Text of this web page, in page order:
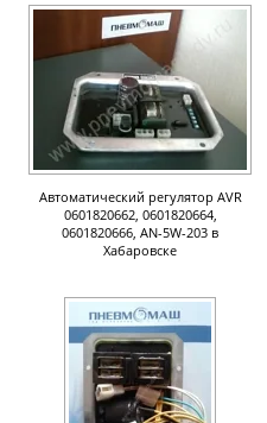
Автоматический регулятор AVR
0601820662, 0601820664,
0601820666, AN-5W-203 в
Хабаровске